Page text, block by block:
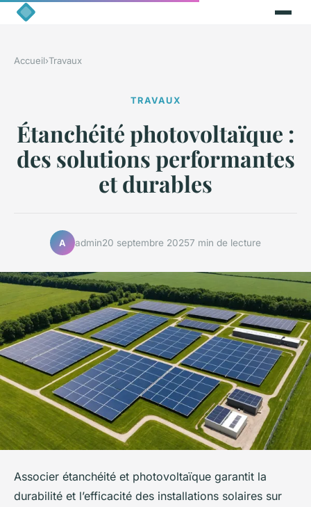
Accueil›Travaux
TRAVAUX
Étanchéité photovoltaïque :
des solutions performantes
et durables
A admin20 septembre 20257 min de lecture
Associer étanchéité et photovoltaïque garantit la
durabilité et l’efficacité des installations solaires sur